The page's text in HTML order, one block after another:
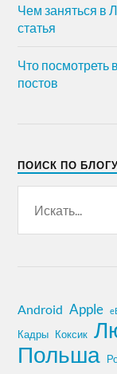
Чем заняться в
статья
Что посмотреть
постов
ПОИСК ПО БЛОГУ
Android Apple
Кадры Коксик
Польша